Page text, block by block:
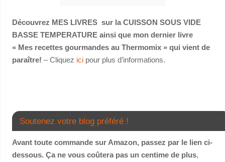
Découvrez MES LIVRES sur la CUISSON SOUS VIDE
BASSE TEMPERATURE ainsi que mon dernier livre
« Mes recettes gourmandes au Thermomix » qui vient de
paraître! – Cliquez icipour plus d’informations.
Soutenez votre blog préféré !
Avant toute commande sur Amazon, passez par le lien ci-
dessous. Ça ne vous coûtera pas un centime de plus,